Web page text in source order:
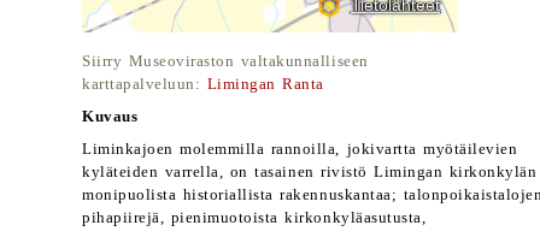
Siirry Museoviraston valtakunnalliseen
karttapalveluun: Limingan Ranta
Kuvaus
Liminkajoen molemmilla rannoilla, jokivartta myötäilevien
kyläteiden varrella, on tasainen rivistö Limingan kirkonkylän
monipuolista historiallista rakennuskantaa;
pihapiirejä, pienimuotoista kirkonkyläasutusta,